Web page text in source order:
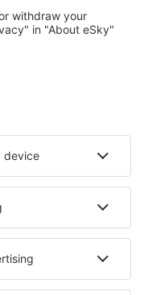
eSky
Hotely in Zell am See
Hotely in Lofer